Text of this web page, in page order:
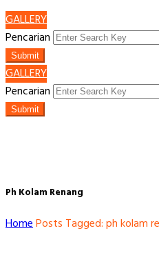
GALLERY
Pencarian
Submit
GALLERY
Pencarian
Submit
Ph Kolam Renang
HomePosts Tagged: ph kolam